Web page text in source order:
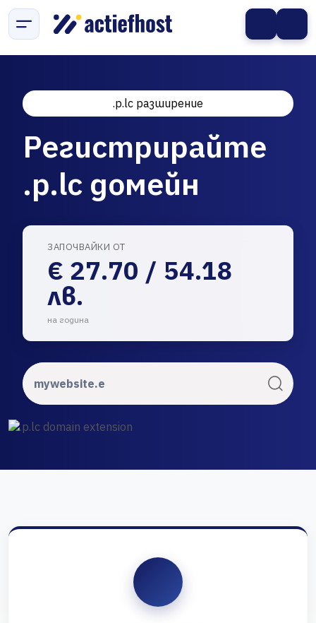
.p.lc разширение
Регистрирайте
.p.lc домейн
ЗАПОЧВАЙКИ ОТ
€ 27.70 / 54.18
лв.
на година